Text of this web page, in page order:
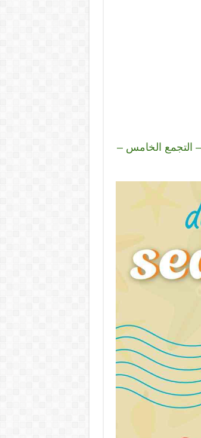
التجمع الخامس –